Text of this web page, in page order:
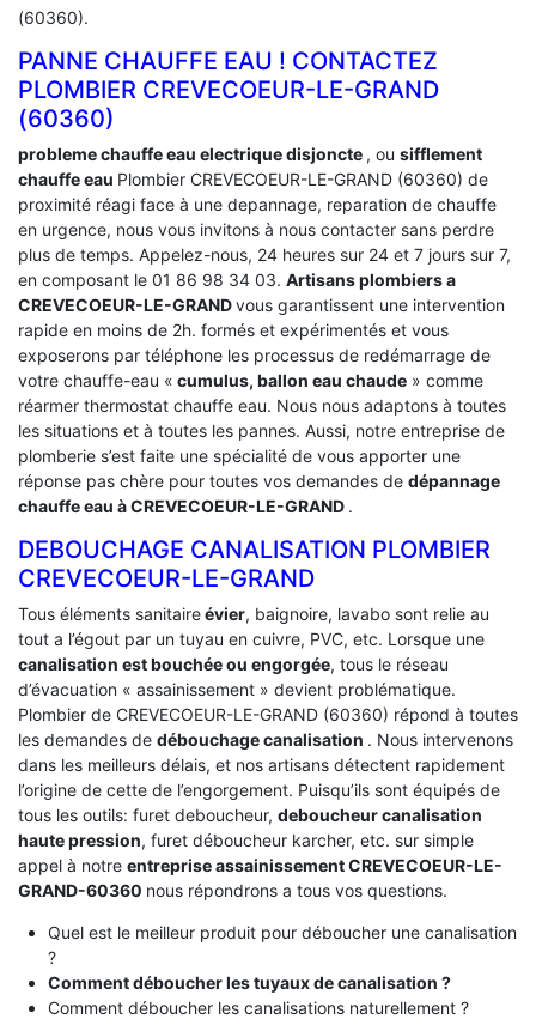
(60360).
PANNE CHAUFFE EAU ! CONTACTEZ
PLOMBIER CREVECOEUR-LE-GRAND
(60360)
probleme chauffe eau electrique disjoncte , ou sifflement
chauffe eau Plombier CREVECOEUR-LE-GRAND (60360) de
proximité réagi face à une depannage, reparation de chauffe
en urgence, nous vous invitons à nous contacter sans perdre
plus de temps. Appelez-nous, 24 heures sur 24 et 7 jours sur 7,
en composant le 01 86 98 34 03. Artisans plombiers a
CREVECOEUR-LE-GRANDvous garantissent une intervention
rapide en moins de 2h. formés et expérimentés et vous
exposerons par téléphone les processus de redémarrage de
votre chauffe-eau « cumulus, ballon eau chaude » comme
réarmer thermostat chauffe eau. Nous nous adaptons à toutes
les situations et à toutes les pannes. Aussi, notre entreprise de
plomberie s’est faite une spécialité de vous apporter une
réponse pas chère pour toutes vos demandes de dépannage
chauffe eau à CREVECOEUR-LE-GRAND .
DEBOUCHAGE CANALISATION PLOMBIER
CREVECOEUR-LE-GRAND
Tous éléments sanitaireévier, baignoire, lavabo sont relie au
tout a l’égout par un tuyau en cuivre, PVC, etc. Lorsque une
canalisation est bouchée ou engorgée, tous le réseau
d’évacuation « assainissement » devient problématique.
Plombier de CREVECOEUR-LE-GRAND (60360) répond à toutes
les demandes de débouchage canalisation . Nous intervenons
dans les meilleurs délais, et nos artisans détectent rapidement
l’origine de cette de l’engorgement. Puisqu’ils sont équipés de
tous les outils: furet deboucheur, deboucheur canalisation
haute pression, furet déboucheur karcher, etc. sur simple
appel à notre entreprise assainissement CREVECOEUR-LE-
GRAND-60360 nous répondrons a tous vos questions.
Quel est le meilleur produit pour déboucher une canalisation
?
Comment déboucher les tuyaux de canalisation ?
Comment déboucher les canalisations naturellement ?